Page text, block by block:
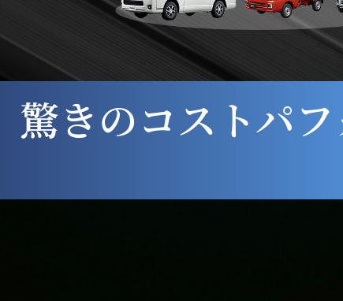
驚きのコストパフ